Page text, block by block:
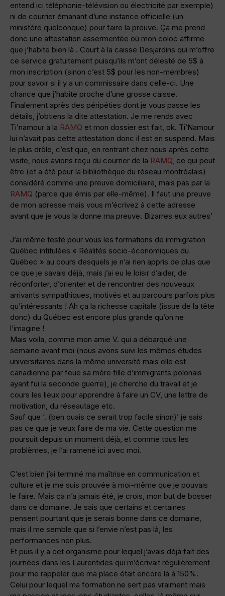
entend ici téléphonie-télévision ou électricité par exemple)
ni de courrier émanant d’une instance officielle (un
ministère quelconque) pour faire la preuve. Ça me prend
donc une attestation assermentée où mon coloc affirme
que j’habite bien là . Court à la caisse Desjardins qui m’offre
ce service gratuitement puisqu’ils m’ont délesté de 5$ à
mon inscription (sinon c’est 5$ pour les non-membres)
pour savoir si il y a un commissaire dans celle-ci. Une
chance que j’habite proche d’une grosse caisse.
Finalement après des péripéties dont je vous passe les
détails, j’obtiens la dite attestation. Je me rends avec
Ti’namour à la RAMQ et mon dossier est fait, ok. Ti’Namour
lui n’avait pas cette attestation donc il est en suspend. Mais
le plus drôle, c’est que, en rentrant chez nous après cette
visite, nous avions reçu du courrier de la RAMQ, ce qui peut
être (et a été pour la bibliothèque du réseau montréalais)
considéré comme une preuve domiciliaire, mais pas par la
RAMQ (parce que émis par elle-même). Il faut une preuve
de mon adresse mais vous m’écrivez à cette adresse
avant que je vous la donne ma preuve. Bizarres eux autres’
J’ai même testé pour vous les formations de immigration
Québec intitulées « Réalités socio-économiques du
Québec » au cours desquels je n’ai rien appris de plus que
ce que je savais déjà, mais j’ai eu le loisir d’aider, de
réconforter, d’orienter et de rencontrer des nouveaux
arrivants sympathiques, motivés et au parcours parfois plus
qu’intéressants ! Ah ça la richesse capitale (issue de la tête
donc) du Québec est encore plus grande qu’on ne
l’imagine !
Mais voila, comme mon amie V. qui a débarqué une
semaine avant moi (nous avons suivi les mêmes études
universitaires dans la même université mais elle est
canadienne par feue sa mère fille d’immigrants polonais
ayant fui la seconde guerre), je cherche du travail et je
cours les lieux pour apprendre à faire un CV, une lettre de
motivation, du réseautage etc.
Sauf que ‘. (ben ouais ce serait trop facile sinon)’ je sais
pas ce que je veux faire de ma vie. Cette question me
poursuit depuis un moment déjà, et comme tous les
problèmes, je l’ai ramené ici avec moi.
C’est bien j’ai terminé ma maîtrise en communication et
culture et je me suis prouvée à moi-même que je pouvais
le faire. Mais ça n’a jamais été, je crois, mon but de bosser
dans ce domaine. Je sais que certains et certaines
pensent pourtant que je serais bonne dans ce domaine,
mais il me semble que si l’envie n’est pas là, les
performances non plus.
Et puis il y a cet organisme pour lequel j’avais déjà fait des
journées dans les Laurentides qui m’écrivait régulièrement
pour me rappeler que ma place était encore là à 150%.
Celui pour lequel ma formation ne sert pas vraiment mais